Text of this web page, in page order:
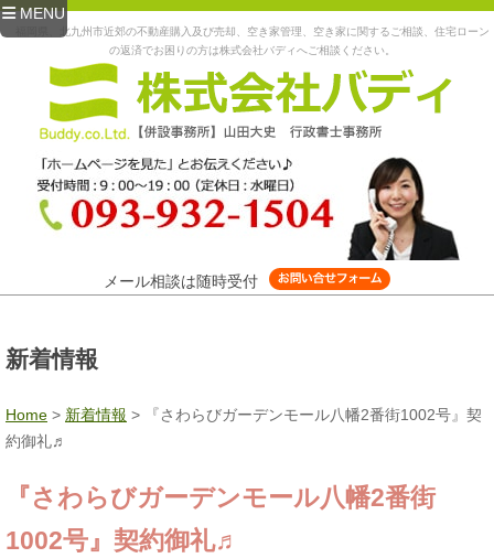
MENU
福岡県、北九州市近郊の不動産購入及び売却、空き家管理、空き家に関するご相談、住宅ローン
の返済でお困りの方は株式会社バディへご相談ください。
メール相談は随時受付
新着情報
Home > 新着情報 >
『さわらびガーデンモール八幡2番街1002号』契
約御礼♬
『さわらびガーデンモール八幡2番街
1002号』契約御礼♬